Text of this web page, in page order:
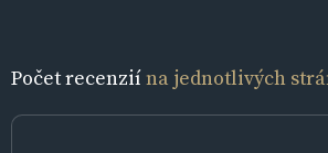
Počet recenziína jednotlivých